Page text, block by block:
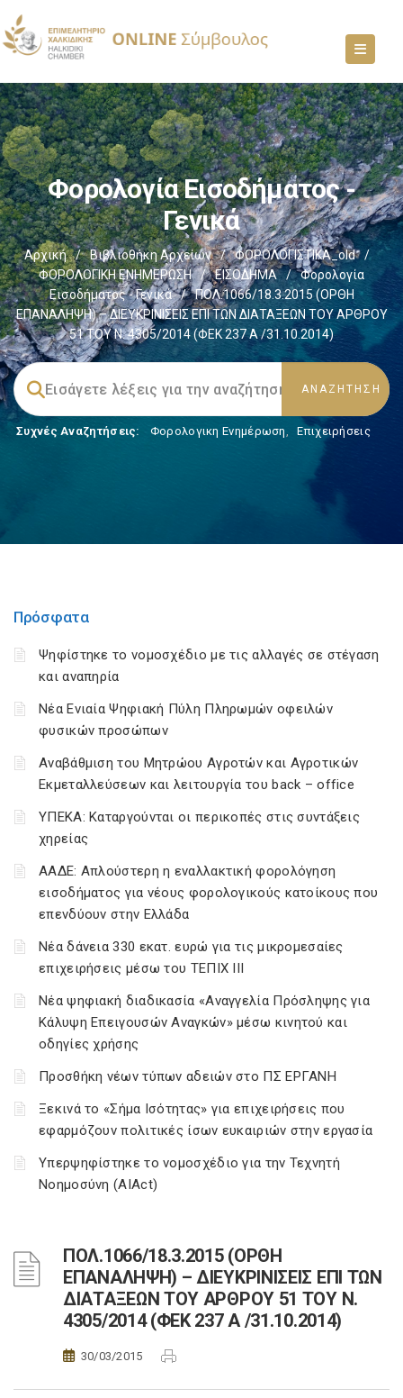
Φορολογία Εισοδήματος -
Γενικά
Αρχική / Βιβλιοθήκη Αρχείων / ΦΟΡΟΛΟΓΙΣΤΙΚΑ_old
/
ΦΟΡΟΛΟΓΙΚΗ ΕΝΗΜΕΡΩΣΗ
/ ΕΙΣΟΔΗΜΑ /
Φορολογία
Εισοδήματος - Γενικά
/
ΠΟΛ.1066/18.3.2015 (ΟΡΘΗ
ΕΠΑΝΑΛΗΨΗ) – ΔΙΕΥΚΡΙΝΙΣΕΙΣ ΕΠΙ ΤΩΝ ΔΙΑΤΑΞΕΩΝ ΤΟΥ ΑΡΘΡΟΥ
51 ΤΟΥ Ν. 4305/2014 (ΦΕΚ 237 Α /31.10.2014)
Συχνές Αναζητήσεις: Φορολογικη Ενημέρωση, Επιχειρήσεις
Πρόσφατα
Ψηφίστηκε το νομοσχέδιο με τις αλλαγές σε στέγαση
και αναπηρία
Νέα Ενιαία Ψηφιακή Πύλη Πληρωμών οφειλών
φυσικών προσώπων
Αναβάθμιση του Μητρώου Αγροτών και Αγροτικών
Εκμεταλλεύσεων και λειτουργία του back – office
ΥΠΕΚΑ: Καταργούνται οι περικοπές στις συντάξεις
χηρείας
ΑΑΔΕ: Απλούστερη η εναλλακτική φορολόγηση
εισοδήματος για νέους φορολογικούς κατοίκους που
επενδύουν στην Ελλάδα
Νέα δάνεια 330 εκατ. ευρώ για τις μικρομεσαίες
επιχειρήσεις μέσω του ΤΕΠΙΧ ΙΙΙ
Νέα ψηφιακή διαδικασία «Αναγγελία Πρόσληψης για
Κάλυψη Επειγουσών Αναγκών» μέσω κινητού και
οδηγίες χρήσης
Προσθήκη νέων τύπων αδειών στο ΠΣ ΕΡΓΑΝΗ
Ξεκινά το «Σήμα Ισότητας» για επιχειρήσεις που
εφαρμόζουν πολιτικές ίσων ευκαιριών στην εργασία
Υπερψηφίστηκε το νομοσχέδιο για την Τεχνητή
Νοημοσύνη (AIAct)
ΠΟΛ.1066/18.3.2015 (ΟΡΘΗ
ΕΠΑΝΑΛΗΨΗ) – ΔΙΕΥΚΡΙΝΙΣΕΙΣ ΕΠΙ ΤΩΝ
ΔΙΑΤΑΞΕΩΝ ΤΟΥ ΑΡΘΡΟΥ 51 ΤΟΥ Ν.
4305/2014 (ΦΕΚ 237 Α /31.10.2014)
30/03/2015